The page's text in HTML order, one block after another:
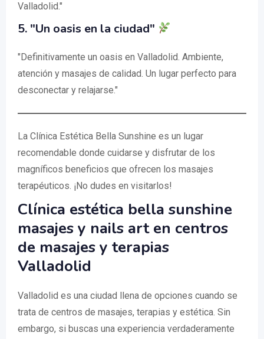
Valladolid."
5. "Un oasis en la ciudad"
"Definitivamente un oasis en Valladolid. Ambiente,
atención y masajes de calidad. Un lugar perfecto para
desconectar y relajarse."
La Clínica Estética Bella Sunshine es un lugar
recomendable donde cuidarse y disfrutar de los
magníficos beneficios que ofrecen los masajes
terapéuticos. ¡No dudes en visitarlos!
Clínica estética bella sunshine
masajes y nails art en centros
de masajes y terapias
Valladolid
Valladolid es una ciudad llena de opciones cuando se
trata de centros de masajes, terapias y estética. Sin
embargo, si buscas una experiencia verdaderamente